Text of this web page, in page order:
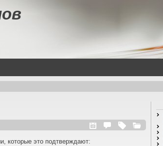
которые это подтверждают: